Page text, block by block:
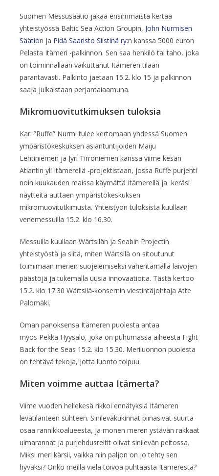
Suomen Messusäätiö jakaa ensimmäistä kertaa
yhteistyössä Baltic Sea Action Groupin, John Nurmisen
Säätiön ja Pidä Saaristo Siistinä ry:n kanssa 5000 euron
Pelasta Itämeri -palkinnon. Sen saa henkilö tai taho, joka
on toiminnallaan vaikuttanut Itämeren tilaan
parantavasti. Palkinto jaetaan 15.2. klo 15 ja palkinnon
saaja julkaistaan perjantaiaamuna.
Mikromuovitutkimuksen tuloksia
Kari ”Ruffe” Nurmi tulee kertomaan yhdessä Suomen
ympäristökeskuksen asiantuntijoiden Maiju
Lehtiniemen ja Jyri Tirroniemen kanssa viime kesän
Atlantin yli Itämerellä -projektistaan, jossa Ruffe purjehti
noin kuukauden maissa käymättä Itämerellä ja keräsi
näytteitä auttaen ympäristökeskuksen
mikromuovitutkimusta. Yhteistyön tuloksista kuullaan
venemessuilla 15.2. klo 16.30.
Messuilla kuullaan Wärtsilän ja Seabin Projectin
yhteistyöstä ja siitä, miten Wärtsilä on sitoutunut
toimimaan merien suojelemiseksi vähentämällä laivojen
päästöjä ja tukemalla uusia innovaatioita. Tästä kertoo
15.2. klo 17.30 Wärtsilä-konsernin viestintäjohtaja Atte
Palomäki.
Oman panoksensa Itämeren puolesta antaa
myös Pekka Hyysalo, joka on puhumassa aiheesta Fight
Back for the Seas 15.2. klo 15.30. Meriluonnon puolesta
on tehtävä tekoja, jotta luonto toipuu.
Miten voimme auttaa Itämerta?
Viime vuoden hellekesä rikkoi ennätyksiä Itämeren
levätilanteen suhteen. Sinileväkukinnat piinasivat suurta
osaa rannikkoalueesta, ja monen meren ystävän rakkaat
uimarannat ja purjehdusreitit olivat sinilevän peitossa.
Miksi meri kärsii, vaikka niin paljon on jo tehty sen
hyväksi? Onko meillä vielä toivoa puhtaasta Itämerestä?